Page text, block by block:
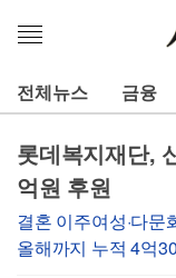
메
열
기
전체뉴스 금융
롯데복지재단,
억원 후원
결혼 이주여성·다
올해까지 누적 4억